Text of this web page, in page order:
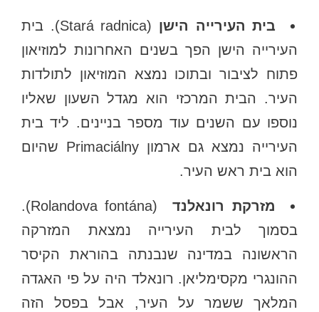
בית העירייה הישן
(Stará radnica). בית
העירייה הישן הפך בשנים האחרונות למוזיאון
פתוח לציבור ובתוכו נמצא המוזיאון לתולדות
העיר. הבית המרכזי הוא מגדל השעון שאליו
נוספו עם השנים עוד מספר בניינים. ליד בית
העירייה נמצא גם ארמון Primaciálny שהיום
הוא בית ראש העיר.
מזרקת רונאלנד
(Rolandova fontána).
בסמוך לבית העירייה נמצאת המזרקה
הראשונה במדינה שנבנתה בהוראת הקיסר
ההונגרי מקסימליאן. רונאלד היה על פי האגדה
המלאך ששמר על העיר, אבל בפסל הזה